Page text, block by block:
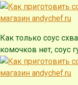
Как только соус
комочков нет, соус